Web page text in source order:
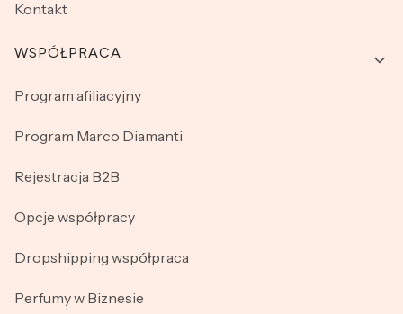
Kontakt
WSPÓŁPRACA
Program afiliacyjny
Program Marco Diamanti
Rejestracja B2B
Opcje współpracy
Dropshipping współpraca
Perfumy w Biznesie